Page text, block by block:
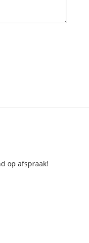
op afspraak!